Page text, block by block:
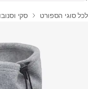
בית
לכל סוגי הספורט סקי